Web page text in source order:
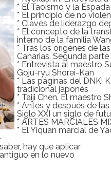
* El Taoísmo y la Espada
* El principio de no
* Claves de liderazgo
* El concepto de la
interno de la familia
* Tras los orígenes de
Canarias. Segunda parte
* Entrevista al maestro
Goju-ryu Shorei-Kan
* Las páginas del DNK:
tradicional japonés
* Taiji Chen. El maestro
* Antes y después de
Siglo XXI un siglo de
* ARTES MARCIALES
* El Yiquan marcial de
hay que aplicar
en lo nuevo